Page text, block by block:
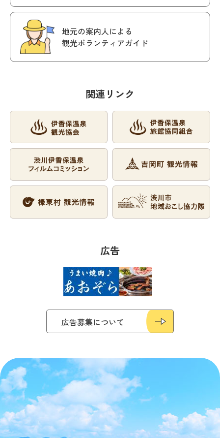
地元の案内人による
観光ボランティアガイド
関連リンク
広告
広告募集について